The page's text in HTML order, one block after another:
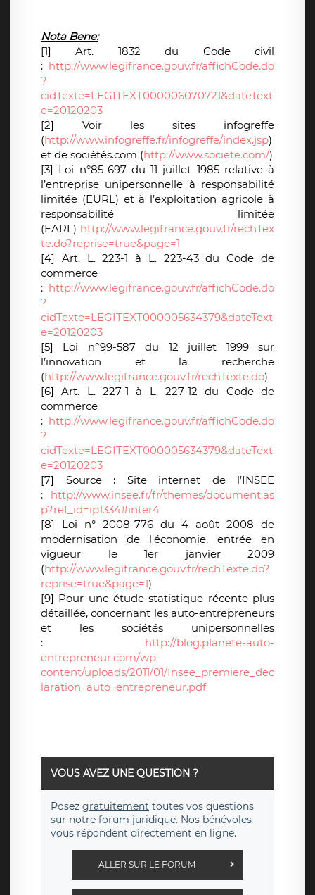
Nota Bene:
[1] Art. 1832 du Code civil
: http://www.legifrance.gouv.fr/affichCode.do
?
cidTexte=LEGITEXT000006070721&dateText
e=20120203
[2] Voir les sites infogreffe
(http://www.infogreffe.fr/infogreffe/index.jsp)
et de sociétés.com (http://www.societe.com/)
[3] Loi n°85-697 du 11 juillet 1985 relative à
l’entreprise unipersonnelle à responsabilité
limitée (EURL) et à l’exploitation agricole à
responsabilité limitée
(EARL) http://www.legifrance.gouv.fr/rechTex
te.do?reprise=true&page=1
[4] Art. L. 223-1 à L. 223-43 du Code de
commerce
: http://www.legifrance.gouv.fr/affichCode.do
?
cidTexte=LEGITEXT000005634379&dateText
e=20120203
[5] Loi n°99-587 du 12 juillet 1999 sur
l’innovation et la recherche
(http://www.legifrance.gouv.fr/rechTexte.do)
[6] Art. L. 227-1 à L. 227-12 du Code de
commerce
: http://www.legifrance.gouv.fr/affichCode.do
?
cidTexte=LEGITEXT000005634379&dateText
e=20120203
[7] Source : Site internet de l’INSEE
: http://www.insee.fr/fr/themes/document.as
p?ref_id=ip1334#inter4
[8] Loi n° 2008-776 du 4 août 2008 de
modernisation de l'économie, entrée en
vigueur le 1er janvier 2009
(http://www.legifrance.gouv.fr/rechTexte.do?
reprise=true&page=1)
[9] Pour une étude statistique récente plus
détaillée, concernant les auto-entrepreneurs
et les sociétés unipersonnelles
: http://blog.planete-auto-
entrepreneur.com/wp-
content/uploads/2011/01/Insee_premiere_dec
laration_auto_entrepreneur.pdf
VOUS AVEZ UNE QUESTION ?
Posez gratuitement toutes vos questions
sur notre forum juridique. Nos bénévoles
vous répondent directement en ligne.
ALLER SUR LE FORUM